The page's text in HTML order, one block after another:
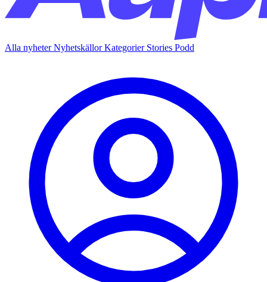
Alla nyheterNyhetskällorKategorier Stories Podd